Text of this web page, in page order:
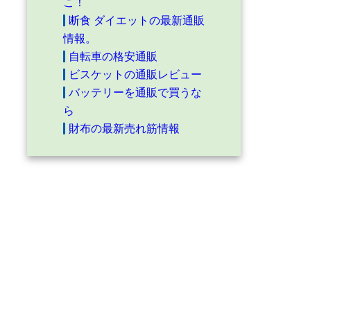
こ！
断食 ダイエットの最新通販
情報。
自転車の格安通販
ビスケットの通販レビュー
バッテリーを通販で買うな
ら
財布の最新売れ筋情報